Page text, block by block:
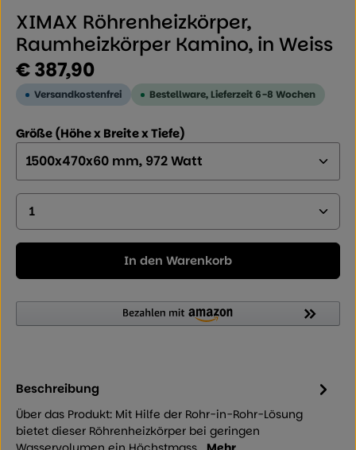
XIMAX Röhrenheizkörper,
Raumheizkörper Kamino, in Weiss
Regulärer Preis:
€ 387,90
Versandkostenfrei Bestellware, Lieferzeit 6-8 Wochen
Größe (Höhe x Breite x Tiefe)
Produkt Anzahl: Geben Sie den gewünschten
In den Warenkorb
Beschreibung
Über das Produkt: Mit Hilfe der Rohr-in-Rohr-Lösung
bietet dieser Röhrenheizkörper bei geringen